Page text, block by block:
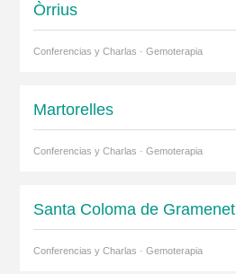
Òrrius
Conferencias y Charlas · Gemoterapia
Martorelles
Conferencias y Charlas · Gemoterapia
Santa Coloma de Gramenet
Conferencias y Charlas · Gemoterapia